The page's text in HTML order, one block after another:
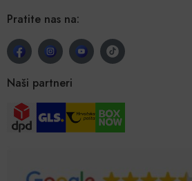
Pratite nas na:
Naši partneri